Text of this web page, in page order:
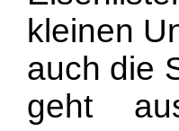
kleinen
auch die
geht